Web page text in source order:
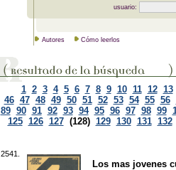
usuario:
Autores Cómo leerlos
1 2 3 4 5 6 7 8 9 10 11 12 13
46 47 48 49 50 51 52 53 54 55 56
89 90 91 92 93 94 95 96 97 98 99
125 126 127 (128) 129 130 131 132
2541.
Los mas jovenes